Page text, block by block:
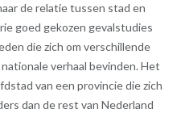
de relatie tussen stad en
goed gekozen gevalstudies
die zich om verschillende
verhaal bevinden. Het
van een provincie die zich
dan de rest van Nederland